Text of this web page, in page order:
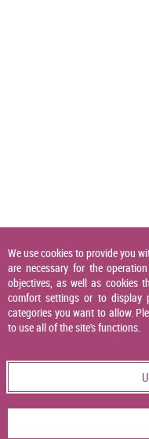
We use cookies to provide you
are necessary for the
objectives, as well as cookies
comfort settings or to display
categories you want to allow.
to use all of the site's functions.